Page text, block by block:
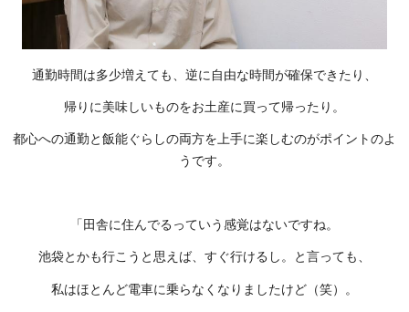
通勤時間は多少増えても、逆に自由な時間が確保できたり、
帰りに美味しいものをお土産に買って帰ったり。
都心への通勤と飯能ぐらしの両方を上手に楽しむのがポイントのよ
うです。
「田舎に住んでるっていう感覚はないですね。
池袋とかも行こうと思えば、すぐ行けるし。と言っても、
私はほとんど電車に乗らなくなりましたけど（笑）。